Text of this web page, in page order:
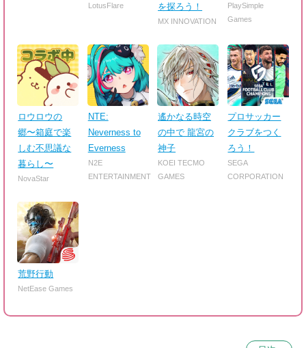
LotusFlare
を探ろう！
MX INNOVATION
PlaySimple
Games
ロウロウの
郷〜箱庭で楽
しむ不思議な
暮らし〜
NovaStar
NTE:
Neverness to
Everness
N2E
ENTERTAINMENT
遙かなる時空
の中で 龍宮の
神子
KOEI TECMO
GAMES
プロサッカー
クラブをつく
ろう！
SEGA
CORPORATION
荒野行動
NetEase Games